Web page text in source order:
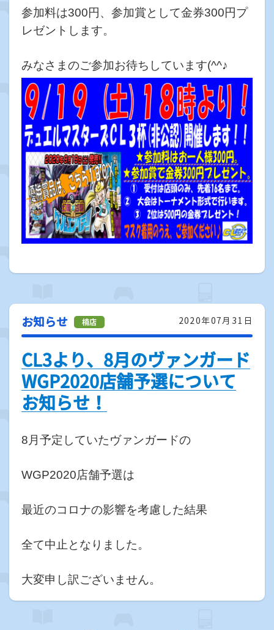
参加料は300円、参加賞として金券300円プ
レゼントします。
みなさまのご参加お待ちしています(^^♪
2020年07月31日
お知らせ
CL3より、8月のヴァンガード
WGP2020店舗予選について
お知らせ！
8月予定していたヴァンガードの
WGP2020店舗予選は
最近のコロナの影響を考慮した結果
全て中止となりました。
大変申し訳ございません。